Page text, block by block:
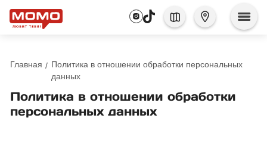
Главная
Политика в отношении обработки персональных
данных
Политика в отношении обработки
персональных данных